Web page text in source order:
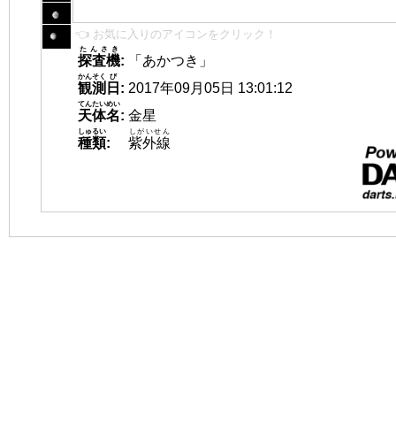
👈 お気に入りのアイコンをクリック！
探査機
たんさき
:
「あかつき」
観測
かんそく
日
び
: 2017年09月05日 13:01:12
天体名
てんたいめい
: 金星
種類
しゅるい
: 紫外線
しがいせん